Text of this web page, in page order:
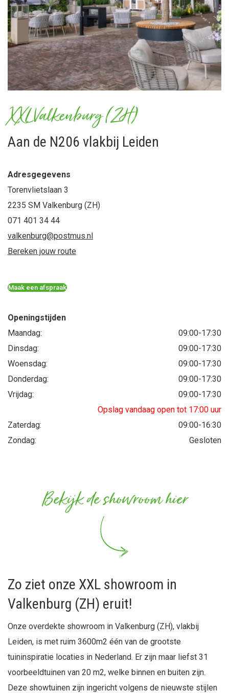
XXL Valkenburg (ZH)
Aan de N206 vlakbij Leiden
Adresgegevens
Torenvlietslaan 3
2235 SM Valkenburg (ZH)
071 401 34 44
valkenburg@postmus.nl
Bereken jouw route
Maak een afspraak
Openingstijden
Maandag
09:00-17:30
Dinsdag
09:00-17:30
Woensdag
09:00-17:30
Donderdag
09:00-17:30
Vrijdag
09:00-17:30
Opslag vandaag open tot 17:00 uur
Zaterdag
09:00-16:30
Zondag
Gesloten
Bekijk de showroom hier
Zo ziet onze XXL showroom in
Valkenburg (ZH) eruit!
Onze overdekte showroom in Valkenburg (ZH), vlakbij
Leiden, is met ruim 3600m2 één van de grootste
tuininspiratie locaties in Nederland. Er zijn maar liefst 31
voorbeeldtuinen van 20 m2, welke binnen en buiten zijn.
Deze showtuinen zijn ingericht volgens de nieuwste stijlen